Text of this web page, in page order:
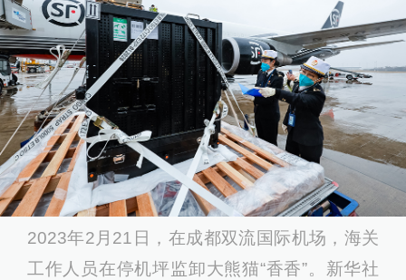
2023年2月21日，在成都双流国际机场，海关
工作人员在停机坪监卸大熊猫“香香”。新华社